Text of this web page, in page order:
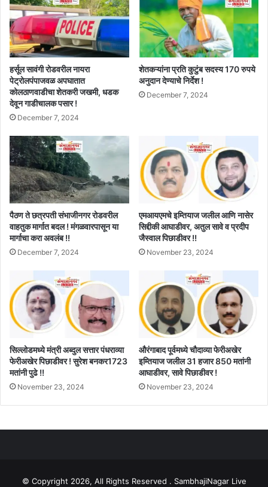
हर्सूल सावंगी रोडवरील नायरा
पेट्रोलपंपाजवळ अपघातात
कोलठाणवाडीचा शेतकरी जखमी, धडक
देवून गाडीचालक पसार !
December 7, 2024
शेतकऱ्यांना प्रति कुटुंब सदस्य 170 रुपये
अनुदान देण्याचे निर्देश !
December 7, 2024
पैठण ते छत्रपती संभाजीनगर रोडवरील
वाहतुक मार्गात बदल ! मंगळवारपासून या
मार्गाचा करा अवलंब !!
December 7, 2024
एमआयएमचे इम्तियाज जलील आणि नासेर
सिद्दीकी आघाडीवर, अतुल सावे व प्रदीप
जैस्वाल पिछाडीवर !!
November 23, 2024
सिल्लोडमध्ये मंत्री अब्दुल सत्तार पंधराव्या
फेरीअखेर पिछाडीवर ! सुरेश बनकर1723
मतांनी पुढे !!
November 23, 2024
औरंगाबाद पूर्वमध्ये चौदाव्या फेरीअखेर
इम्तियाज जलील 31 हजार 850 मतांनी
आघाडीवर, सावे पिछाडीवर !
November 23, 2024
© Copyright 2026, All Rights Reserved . SambhajiNagar Live